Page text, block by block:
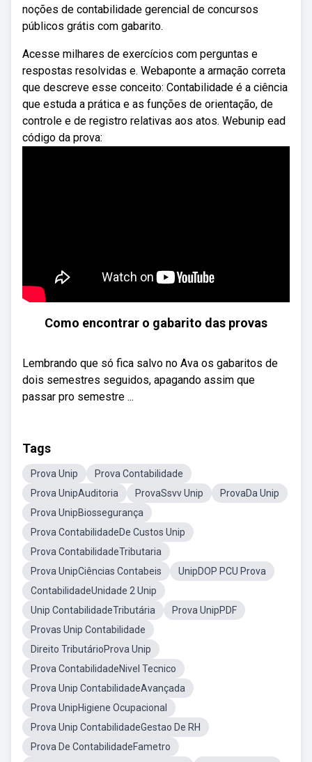
noções de contabilidade gerencial de concursos
públicos grátis com gabarito.
Acesse milhares de exercícios com perguntas e
respostas resolvidas e. Webaponte a armação correta
que descreve esse conceito: Contabilidade é a ciência
que estuda a prática e as funções de orientação, de
controle e de registro relativas aos atos. Webunip ead
código da prova:
Como encontrar o gabarito das provas
Lembrando que só fica salvo no Ava os gabaritos de
dois semestres seguidos, apagando assim que
passar pro semestre ...
Tags
Prova Unip
Prova Contabilidade
Prova UnipAuditoria
ProvaSsvv Unip
ProvaDa Unip
Prova UnipBiossegurança
Prova ContabilidadeDe Custos Unip
Prova ContabilidadeTributaria
Prova UnipCiências Contabeis
UnipDOP PCU Prova
ContabilidadeUnidade 2 Unip
Unip ContabilidadeTributária
Prova UnipPDF
Provas Unip Contabilidade
Direito TributárioProva Unip
Prova ContabilidadeNivel Tecnico
Prova Unip ContabilidadeAvançada
Prova UnipHigiene Ocupacional
Prova Unip ContabilidadeGestao De RH
Prova De ContabilidadeFametro